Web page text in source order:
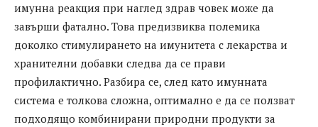
имунна реакция при наглед здрав човек може да
завърши фатално. Това предизвиква полемика
доколко стимулирането на имунитета с лекарства и
хранителни добавки следва да се прави
профилактично. Разбира се, след като имунната
система е толкова сложна, оптимално е да се ползват
подходящо комбинирани природни продукти за